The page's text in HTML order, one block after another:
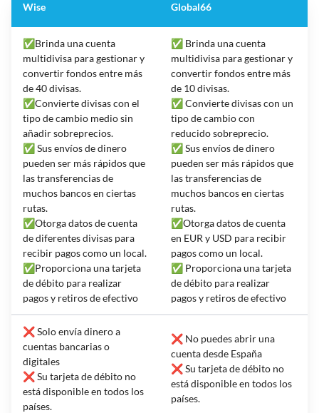
Wise Global66
✅Brinda una cuenta
multidivisa para gestionar y
convertir fondos entre más
de 40 divisas.
✅Convierte divisas con el
tipo de cambio medio sin
añadir sobreprecios.
✅ Sus envíos de dinero
pueden ser más rápidos que
las transferencias de
muchos bancos en ciertas
rutas.
✅Otorga datos de cuenta
de diferentes divisas para
recibir pagos como un local.
✅Proporciona una tarjeta
de débito para realizar
pagos y retiros de efectivo
✅ Brinda una cuenta
multidivisa para gestionar y
convertir fondos entre más
de 10 divisas.
✅ Convierte divisas con un
tipo de cambio con
reducido sobreprecio.
✅ Sus envíos de dinero
pueden ser más rápidos que
las transferencias de
muchos bancos en ciertas
rutas.
✅Otorga datos de cuenta
en EUR y USD para recibir
pagos como un local.
✅ Proporciona una tarjeta
de débito para realizar
pagos y retiros de efectivo
❌ Solo envía dinero a
cuentas bancarias o
digitales
❌ Su tarjeta de débito no
está disponible en todos los
países.
❌ No puedes abrir una
cuenta desde España
❌ Su tarjeta de débito no
está disponible en todos los
países.